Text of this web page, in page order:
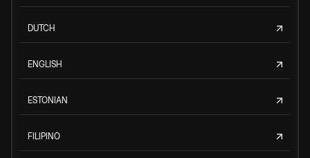
DUTCH
ENGLISH
ESTONIAN
FILIPINO